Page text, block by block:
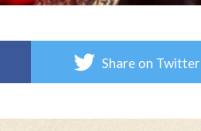
Share on Twitter